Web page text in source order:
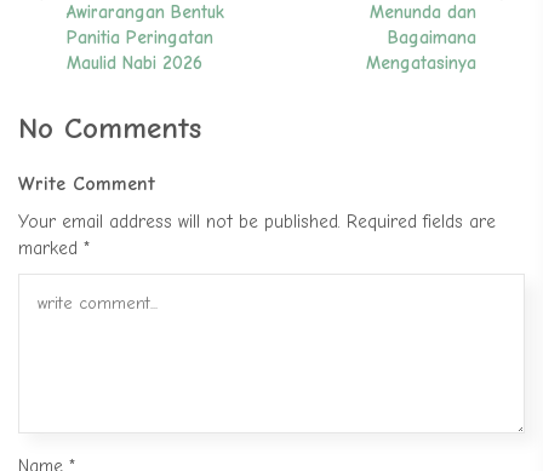
Awirarangan Bentuk
Panitia Peringatan
Maulid Nabi 2026
Menunda dan
Bagaimana
Mengatasinya
No Comments
Write Comment
Your email address will not be published. Required fields are
marked *
Name *